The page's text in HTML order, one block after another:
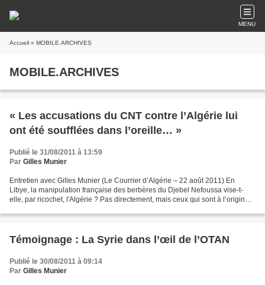
MENU
Accueil » MOBILE.ARCHIVES
MOBILE.ARCHIVES
« Les accusations du CNT contre l’Algérie lui
ont été soufflées dans l’oreille… »
Publié le 31/08/2011 à 13:59
Par Gilles Munier
Entretien avec Gilles Munier (Le Courrier d’Algérie – 22 août 2011) En
Libye, la manipulation française des berbères du Djebel Nefoussa vise-t-
elle, par ricochet, l'Algérie ? Pas directement, mais ceux qui sont à l’origine
Témoignage : La Syrie dans l’œil de l’OTAN
Publié le 30/08/2011 à 09:14
Par Gilles Munier